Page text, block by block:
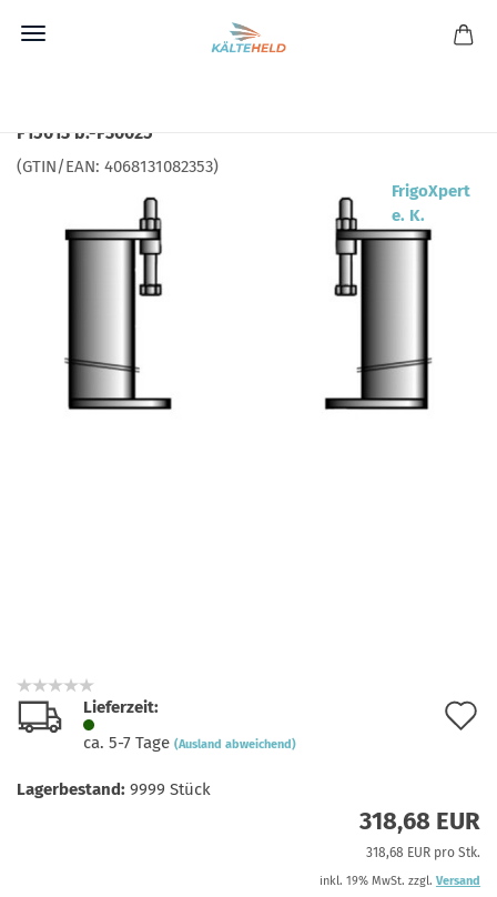
F15013 b.-F30025
(GTIN/EAN: 4068131082353)
FrigoXpert
e. K.
Lieferzeit:
ca. 5-7 Tage (Ausland abweichend)
Lagerbestand: 9999 Stück
318,68 EUR
318,68 EUR pro Stk.
inkl. 19% MwSt. zzgl. Versand